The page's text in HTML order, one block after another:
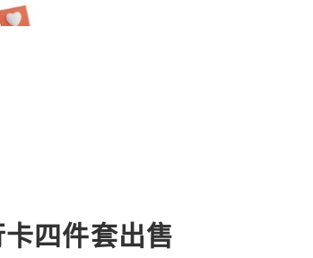
四件套出售